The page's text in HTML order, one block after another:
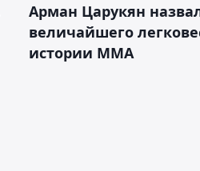
Арман Царукян
величайшего
истории ММА